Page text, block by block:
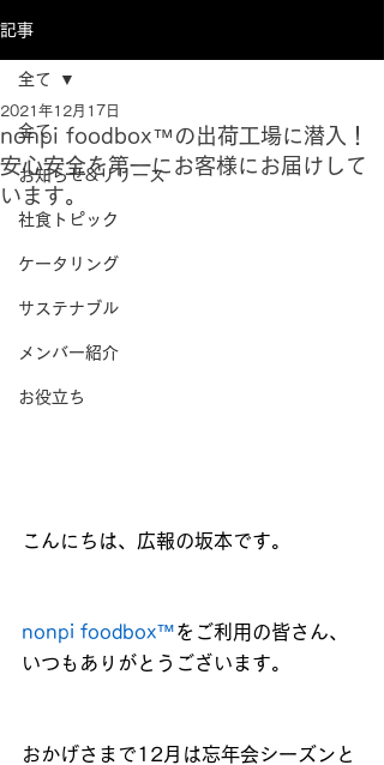
記事
全て
お知らせ&リリース
社食トピック
ケータリング
サステナブル
メンバー紹介
お役立ち
全て
nonpi foodbox™の出荷工場に潜入！
安心安全を第一にお客様にお届けして
います。
2021年12月17日
こんにちは、広報の坂本です。
nonpi foodbox™をご利用の皆さん、
いつもありがとうございます。
おかげさまで12月は忘年会シーズンと